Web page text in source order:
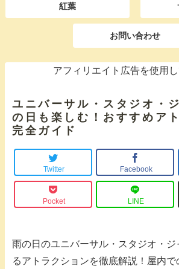
紅葉
お問い合わせ
アフィリエイト広告を使用
ユニバーサル・スタジオ・
の日も楽しむ！おすすめア
完全ガイド
Twitter Facebook
Pocket LINE
雨の日のユニバーサル・スタジオ・ジ
るアトラクションを徹底解説！屋内